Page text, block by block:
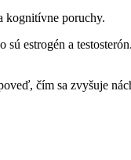
​kognitívne poruchy.
estrogén⁣ a
čím sa zvyšuje